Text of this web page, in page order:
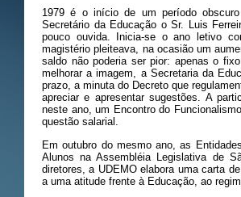
1979 é o início de um período
Secretário da Educação o Sr. Luis
pouco ouvida. Inicia-se o ano letivo
magistério pleiteava, na ocasião um
saldo não poderia ser pior: apenas o
melhorar a imagem, a Secretaria da
prazo, a minuta do Decreto que
apreciar e apresentar sugestões. A
neste ano, um Encontro do
questão salarial.
Em outubro do mesmo ano, as
Alunos na Assembléia Legislativa de
diretores, a UDEMO elabora uma carta
a uma atitude frente à Educação, ao